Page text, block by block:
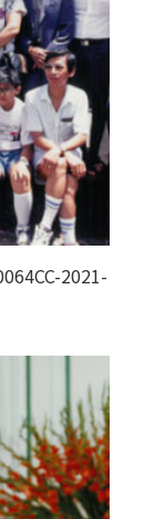
2021-